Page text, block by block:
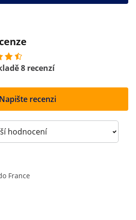
8 recenzí
Napište recenzi
France